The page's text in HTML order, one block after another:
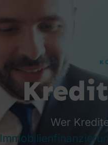
Wer